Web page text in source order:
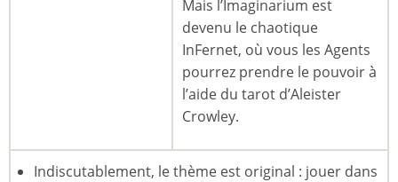
Mais l’Imaginarium est
devenu le chaotique
InFernet, où vous les Agents
pourrez prendre le pouvoir à
l’aide du tarot d’Aleister
Crowley.
Indiscutablement, le thème est original : jouer dans